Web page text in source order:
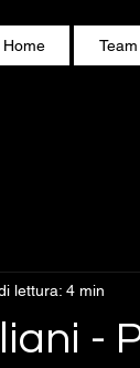
Home Team
-
lettura: 4 min